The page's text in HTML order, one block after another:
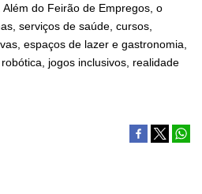
do Feirão de Empregos, o
serviços de saúde, cursos,
espaços de lazer e gastronomia,
jogos inclusivos, realidade